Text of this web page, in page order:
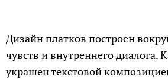
Дизайн платков построен
чувств и внутреннего диалога.
украшен текстовой